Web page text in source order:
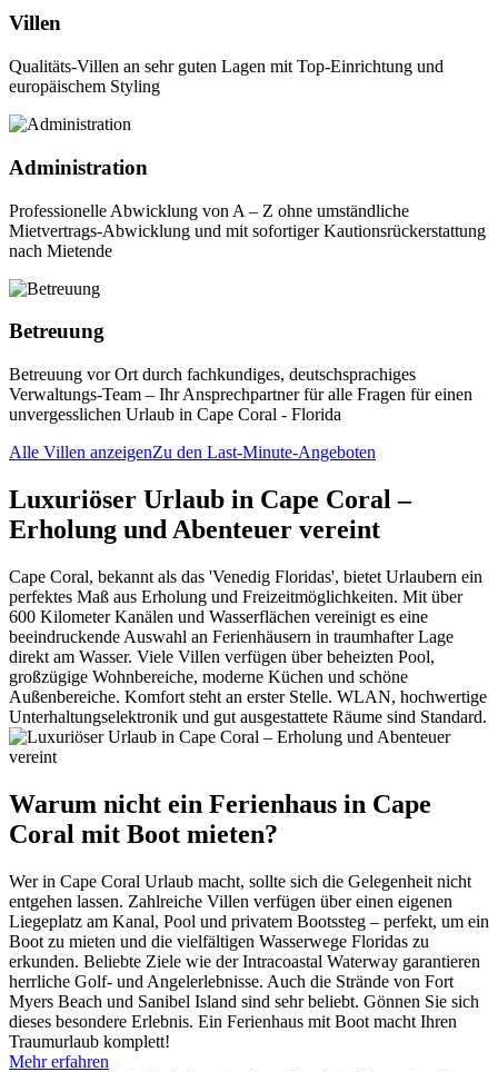
Villen
Qualitäts-Villen an sehr guten Lagen mit Top-Einrichtung und
europäischem Styling
Administration
Professionelle Abwicklung von A – Z ohne umständliche
Mietvertrags-Abwicklung und mit sofortiger Kautionsrückerstattung
nach Mietende
Betreuung
Betreuung vor Ort durch fachkundiges, deutschsprachiges
Verwaltungs-Team – Ihr Ansprechpartner für alle Fragen für einen
unvergesslichen Urlaub in Cape Coral - Florida
Alle Villen anzeigenZu den Last-Minute-Angeboten
Luxuriöser Urlaub in Cape Coral –
Erholung und Abenteuer vereint
Cape Coral, bekannt als das 'Venedig Floridas', bietet Urlaubern ein
perfektes Maß aus Erholung und Freizeitmöglichkeiten. Mit über
600 Kilometer Kanälen und Wasserflächen vereinigt es eine
beeindruckende Auswahl an Ferienhäusern in traumhafter Lage
direkt am Wasser. Viele Villen verfügen über beheizten Pool,
großzügige Wohnbereiche, moderne Küchen und schöne
Außenbereiche. Komfort steht an erster Stelle. WLAN, hochwertige
Unterhaltungselektronik und gut ausgestattete Räume sind Standard.
Warum nicht ein Ferienhaus in Cape
Coral mit Boot mieten?
Wer in Cape Coral Urlaub macht, sollte sich die Gelegenheit nicht
entgehen lassen. Zahlreiche Villen verfügen über einen eigenen
Liegeplatz am Kanal, Pool und privatem Bootssteg – perfekt, um ein
Boot zu mieten und die vielfältigen Wasserwege Floridas zu
erkunden. Beliebte Ziele wie der Intracoastal Waterway garantieren
herrliche Golf- und Angelerlebnisse. Auch die Strände von Fort
Myers Beach und Sanibel Island sind sehr beliebt. Gönnen Sie sich
dieses besondere Erlebnis. Ein Ferienhaus mit Boot macht Ihren
Traumurlaub komplett!
Mehr erfahren